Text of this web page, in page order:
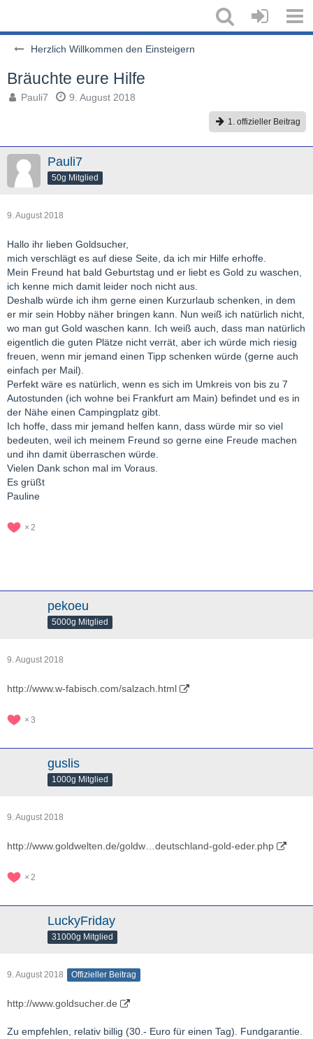
Herzlich Willkommen den Einsteigern
Bräuchte eure Hilfe
Pauli7 9. August 2018
1. offizieller Beitrag
Pauli7
50g Mitglied
9. August 2018
Hallo ihr lieben Goldsucher,
mich verschlägt es auf diese Seite, da ich mir Hilfe erhoffe.
Mein Freund hat bald Geburtstag und er liebt es Gold zu waschen,
ich kenne mich damit leider noch nicht aus.
Deshalb würde ich ihm gerne einen Kurzurlaub schenken, in dem
er mir sein Hobby näher bringen kann. Nun weiß ich natürlich nicht,
wo man gut Gold waschen kann. Ich weiß auch, dass man natürlich
eigentlich die guten Plätze nicht verrät, aber ich würde mich riesig
freuen, wenn mir jemand einen Tipp schenken würde (gerne auch
einfach per Mail).
Perfekt wäre es natürlich, wenn es sich im Umkreis von bis zu 7
Autostunden (ich wohne bei Frankfurt am Main) befindet und es in
der Nähe einen Campingplatz gibt.
Ich hoffe, dass mir jemand helfen kann, dass würde mir so viel
bedeuten, weil ich meinem Freund so gerne eine Freude machen
und ihn damit überraschen würde.
Vielen Dank schon mal im Voraus.
Es grüßt
Pauline
2
pekoeu
5000g Mitglied
9. August 2018
http://www.w-fabisch.com/salzach.html
3
guslis
1000g Mitglied
9. August 2018
http://www.goldwelten.de/goldw…deutschland-gold-eder.php
2
LuckyFriday
31000g Mitglied
9. August 2018 Offizieller Beitrag
http://www.goldsucher.de
Zu empfehlen, relativ billig (30.- Euro für einen Tag). Fundgarantie.